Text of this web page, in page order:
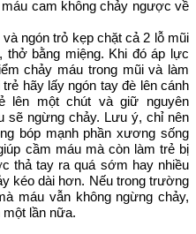
cam không chảy ngược về
ngón trỏ kẹp chặt cả 2 lỗ mũi
thở bằng miệng. Khi đó áp lực
chảy máu trong mũi và làm
hãy lấy ngón tay đè lên cánh
lên một chút và giữ nguyên
sẽ ngừng chảy. Lưu ý, chỉ nên
bóp mạnh phần xương sống
cầm máu mà còn làm trẻ bị
thả tay ra quá sớm hay nhiều
kéo dài hơn. Nếu trong trường
máu vẫn không ngừng chảy,
một lần nữa.